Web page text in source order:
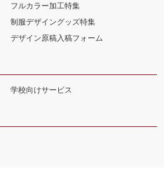
フルカラー加工特集
制服デザイングッズ特集
デザイン原稿入稿フォーム
学校向けサービス